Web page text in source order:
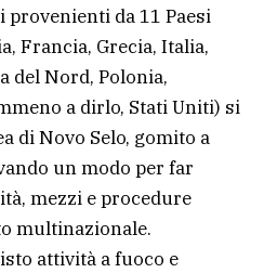
da 11 Paesi
Francia, Grecia, Italia,
del Nord, Polonia,
a dirlo, Stati Uniti) si
di Novo Selo, gomito a
un modo per far
mezzi e procedure
multinazionale.
attività a fuoco e